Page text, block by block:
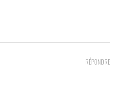
RÉPONDRE